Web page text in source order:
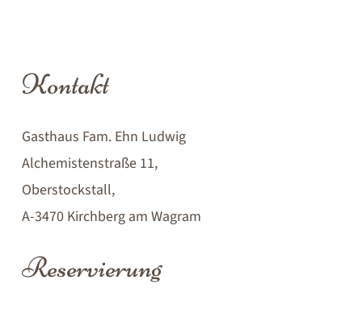
Kontakt
Gasthaus Fam. Ehn Ludwig
Alchemistenstraße 11,
Oberstockstall,
A-3470 Kirchberg am Wagram
Reservierung